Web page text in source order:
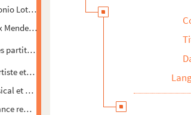
Lotti. Parle encore
Mendelssohn. Athalia
partitions
et chef d'orchestre
et historien de la musique lyonnais
reçue